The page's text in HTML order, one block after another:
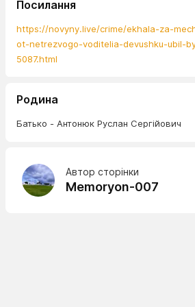
Посилання
https://novyny.live/crime/ekhala-za-
ot-netrezvogo-voditelia-devushku-ubil-
5087.html
Родина
Батько - Антонюк Руслан Сергійович
Автор сторінки
Memoryon-007